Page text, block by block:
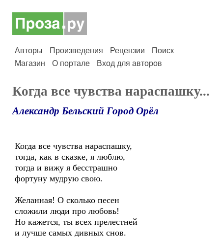
Авторы Произведения Рецензии
Поиск
Магазин
О портале Вход для авторов
Когда все чувства нараспашку...
Александр Бельский Город Орёл
Когда все чувства нараспашку,
тогда, как в сказке, я люблю,
тогда и вижу я бесстрашно
фортуну мудрую свою.
Желанная! О сколько песен
сложили люди про любовь!
Но кажется, ты всех прелестней
и лучше самых дивных снов.